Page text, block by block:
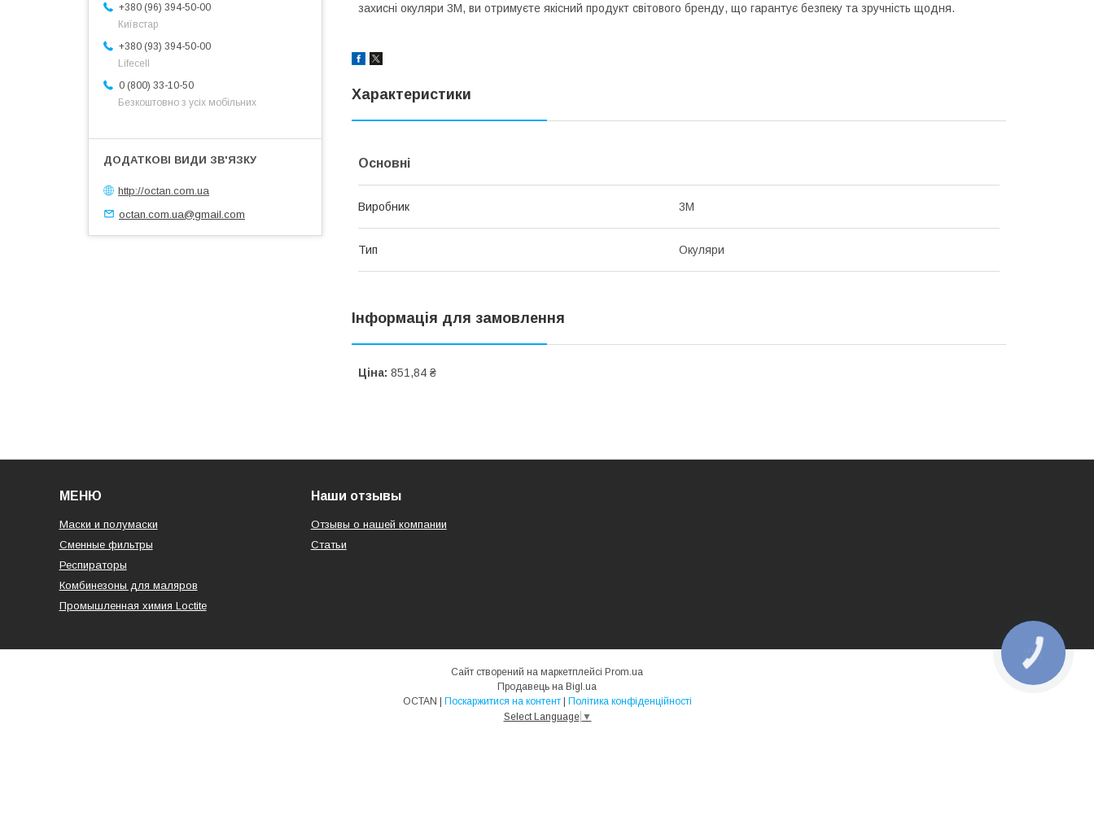
захисні окуляри 3M, ви отримуєте якісний продукт світового бренду, що гарантує безпеку та зручність щодня.
Характеристики
Основні
Виробник 3М
Тип Окуляри
Інформація для замовлення
Ціна: 851,84 ₴
+380 (96) 394-50-00
Київстар
+380 (93) 394-50-00
Lifecell
0 (800) 33-10-50
Безкоштовно з усіх мобільних
http://octan.com.ua
octan.com.ua@gmail.com
МЕНЮ
Маски и полумаски
Сменные фильтры
Респираторы
Комбинезоны для маляров
Промышленная химия Loctite
Наши отзывы
Отзывы о нашей компании
Статьи
Сайт створений на маркетплейсі Prom.ua
Продавець на Bigl.ua
OCTAN | Поскаржитися на контент | Політика конфіденційності
Select Language ▼
КНОПКА
ЗВ'ЯЗКУ